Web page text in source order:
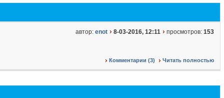
автор: enot 8-03-2016, 12:11 просмотров: 153
Комментарии (3) Читать полностью